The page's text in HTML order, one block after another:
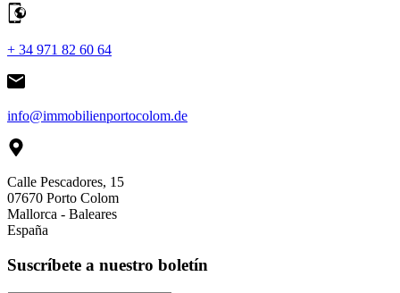
+ 34 971 82 60 64
info@immobilienportocolom.de
Calle Pescadores, 15
07670 Porto Colom
Mallorca - Baleares
España
Suscríbete a nuestro boletín